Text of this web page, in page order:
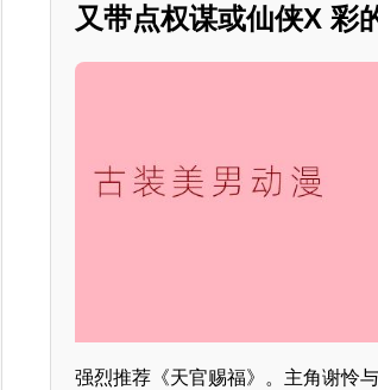
又带点权谋或仙侠X 彩
强烈推荐《天官赐福》。主角谢怜